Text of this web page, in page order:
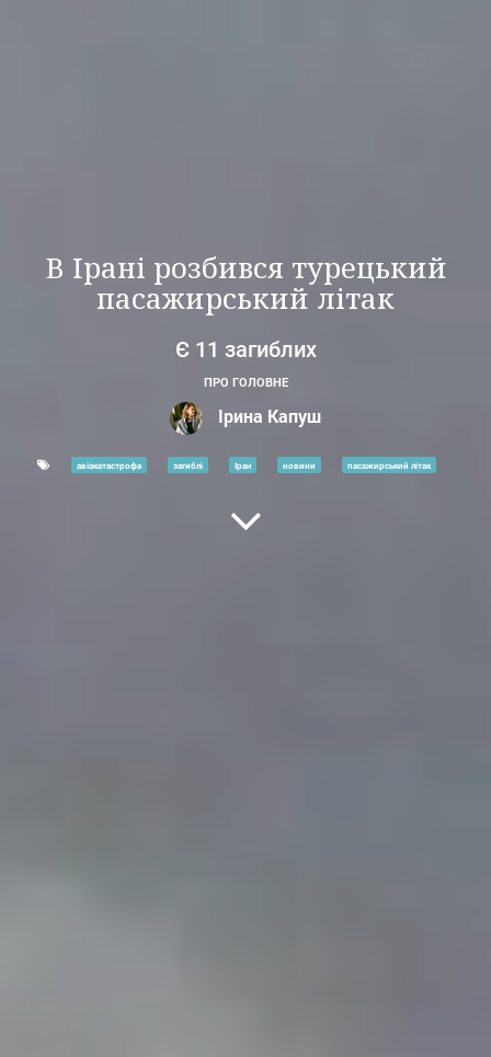
В Ірані розбився турецький
пасажирський літак
Є 11 загиблих
ПРО ГОЛОВНЕ
Ірина Капуш
авіакатастрофа загиблі Іран новини пасажирський літак